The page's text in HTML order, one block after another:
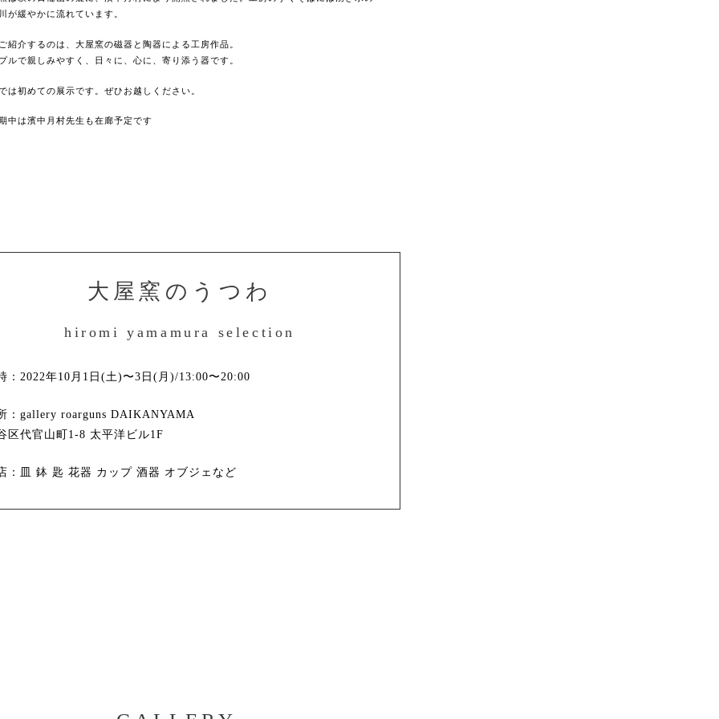
が緩やかに流れています。
紹介するのは、大屋窯の磁器と陶器による工房作品。
ルで親しみやすく、日々に、心に、寄り添う器です。
は初めての展示です。ぜひお越しください。
中は濱中月村先生も在廊予定です
大屋窯のうつわ
hiromi yamamura selection
：2022年10月1日(土)〜3日(月)/13:00〜20:00
：gallery roarguns DAIKANYAMA
区代官山町1-8 太平洋ビル1F
：皿 鉢 匙 花器 カップ 酒器 オブジェなど